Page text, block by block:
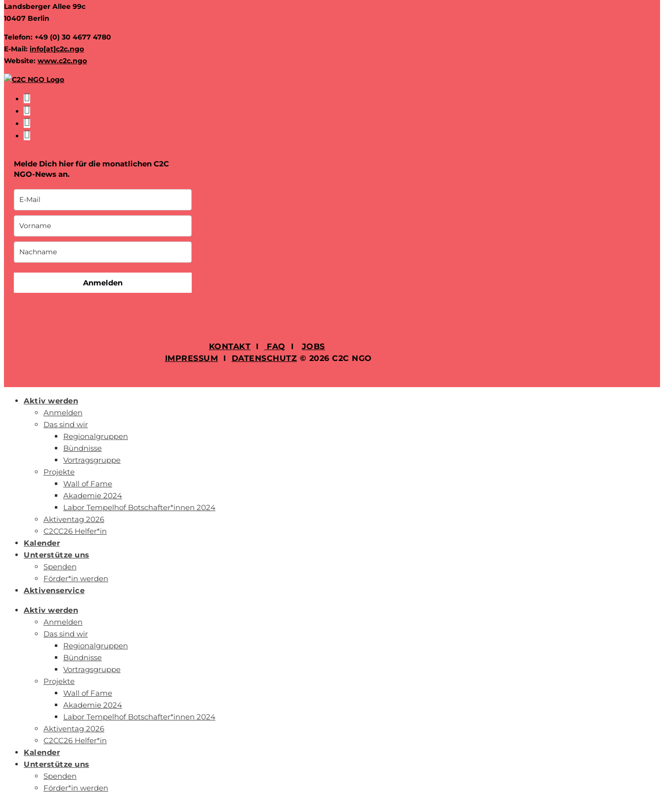
Landsberger Allee 99c
10407 Berlin
Telefon: +49 (0) 30 4677 4780
E-Mail: info[at]c2c.ngo
Website: www.c2c.ngo
Melde Dich hier für die monatlichen C2C
NGO-News an.
Anmelden
KONTAKT I FAQ I JOBS
IMPRESSUM I DATENSCHUTZ © 2026 C2C NGO
Aktiv werden
Anmelden
Das sind wir
Regionalgruppen
Bündnisse
Vortragsgruppe
Projekte
Wall of Fame
Akademie 2024
Labor Tempelhof Botschafter*innen 2024
Aktiventag 2026
C2CC26 Helfer*in
Kalender
Unterstütze uns
Spenden
Förder*in werden
Aktivenservice
Aktiv werden
Anmelden
Das sind wir
Regionalgruppen
Bündnisse
Vortragsgruppe
Projekte
Wall of Fame
Akademie 2024
Labor Tempelhof Botschafter*innen 2024
Aktiventag 2026
C2CC26 Helfer*in
Kalender
Unterstütze uns
Spenden
Förder*in werden